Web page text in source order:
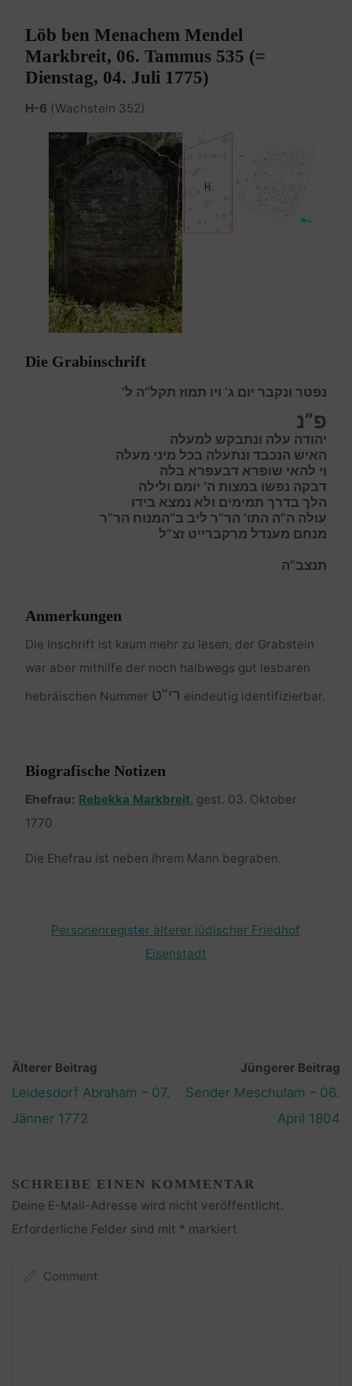
Löb ben Menachem Mendel
Markbreit, 06. Tammus 535 (=
Dienstag, 04. Juli 1775)
H-6 (Wachstein 352)
Die Grabinschrift
נפטר ונקבר יום ג’ ויו תמוז תקל”ה ל’
פ”נ
יהודה עלה ונתבקש למעלה
האיש הנכבד ונתעלה בכל מיני מעלה
וי להאי שופרא דבעפרא בלה
דבקה נפשו במצות ה’ יומם ולילה
הלך בדרך תמימים ולא נמצא בידו
עולה ה”ה התו’ הר”ר ליב ב”המנוח הר”ר
מנחם מענדל מרקברייט זצ”ל
תנצב”ה
Anmerkungen
Die Inschrift ist kaum mehr zu lesen, der Grabstein
war aber mithilfe der noch halbwegs gut lesbaren
hebräischen Nummer רי”ט eindeutig identifizierbar.
Biografische Notizen
Ehefrau: Rebekka Markbreit, gest. 03. Oktober
1770
Die Ehefrau ist neben ihrem Mann begraben.
Personenregister älterer jüdischer Friedhof
Eisenstadt
Älterer Beitrag
Leidesdorf Abraham – 07.
Jänner 1772
Jüngerer Beitrag
Sender Meschulam – 06.
April 1804
SCHREIBE EINEN KOMMENTAR
Deine E-Mail-Adresse wird nicht veröffentlicht.
Erforderliche Felder sind mit * markiert